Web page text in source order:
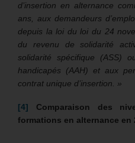
d’insertion en alternance
ans, aux demandeurs
depuis la loi du loi du 24
du revenu de solidarité
solidarité spécifique (ASS)
handicapés (AAH) et aux
contrat unique d’insertion. »
[4] Comparaison des
formations en alternance en